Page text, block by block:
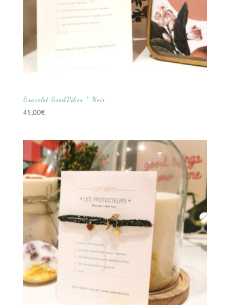
Bracelet GoodVibes * Noir
45,00€